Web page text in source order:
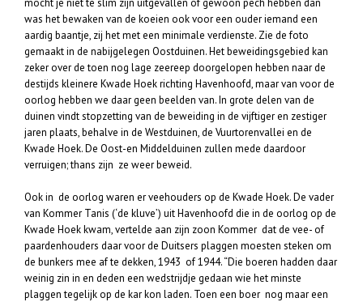
was het bewaken van de koeien ook voor een ouder iemand een
aardig baantje, zij het met een minimale verdienste. Zie de foto
gemaakt in de nabijgelegen Oostduinen. Het beweidingsgebied kan
zeker over de toen nog lage zeereep doorgelopen hebben naar de
destijds kleinere Kwade Hoek richting Havenhoofd, maar van voor de
oorlog hebben we daar geen beelden van. In grote delen van de
duinen vindt stopzetting van de beweiding in de vijftiger en zestiger
jaren plaats, behalve in de Westduinen, de Vuurtorenvallei en de
Kwade Hoek. De Oost-en Middelduinen zullen mede daardoor
verruigen; thans zijn ze weer beweid.
Ook in de oorlog waren er veehouders op de Kwade Hoek. De vader
van Kommer Tanis (‘de kluve’) uit Havenhoofd die in de oorlog op de
Kwade Hoek kwam, vertelde aan zijn zoon Kommer dat de vee- of
paardenhouders daar voor de Duitsers plaggen moesten steken om
de bunkers mee af te dekken, 1943 of 1944. “Die boeren hadden daar
weinig zin in en deden een wedstrijdje gedaan wie het minste
plaggen tegelijk op de kar kon laden. Toen een boer nog maar een